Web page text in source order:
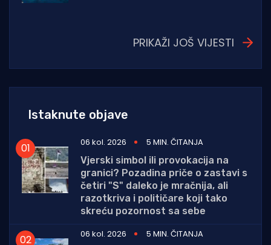
PRIKAŽI JOŠ VIJESTI
Istaknute objave
06 kol. 2026
5 MIN. ČITANJA
Vjerski simbol ili provokacija na
granici? Pozadina priče o zastavi s
četiri "S" daleko je mračnija, ali
razotkriva i političare koji tako
skreću pozornost sa sebe
06 kol. 2026
5 MIN. ČITANJA